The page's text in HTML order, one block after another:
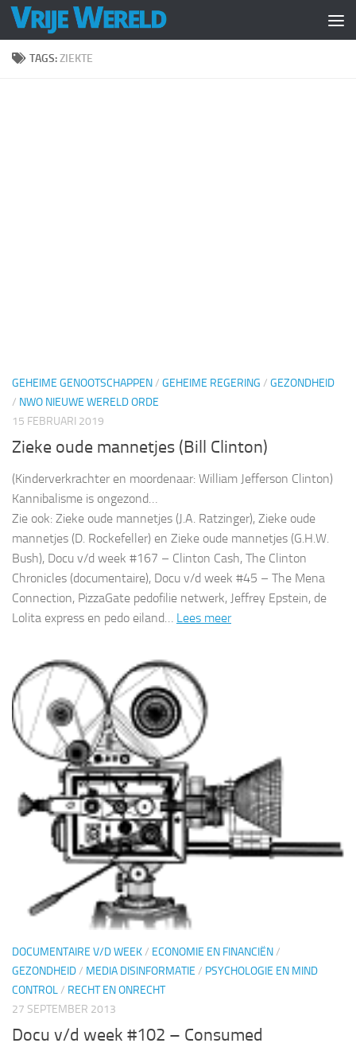
Doorgaan naar inhoud
TAGS:ZIEKTE
GEHEIME GENOOTSCHAPPEN/ GEHEIME REGERING / GEZONDHEID
/ NWO NIEUWE WERELD ORDE
15 FEBRUARI 2019
Zieke oude mannetjes (Bill Clinton)
(Kinderverkrachter en moordenaar: William Jefferson Clinton)
Kannibalisme is ongezond…
Zie ook: Zieke oude mannetjes (J.A. Ratzinger), Zieke oude
mannetjes (D. Rockefeller) en Zieke oude mannetjes (G.H.W.
Bush), Docu v/d week #167 – Clinton Cash, The Clinton
Chronicles (documentaire), Docu v/d week #45 – The Mena
Connection, PizzaGate pedofilie netwerk, Jeffrey Epstein, de
Lolita express en pedo eiland… Lees meer
DOCUMENTAIRE V/D WEEK/ ECONOMIE EN FINANCIËN/
GEZONDHEID/ MEDIA DISINFORMATIE / PSYCHOLOGIE EN MIND
CONTROL/ RECHT EN ONRECHT
27 SEPTEMBER 2013
Docu v/d week #102 – Consumed